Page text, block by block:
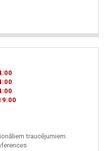
00
00
00
00
traucējumiem.